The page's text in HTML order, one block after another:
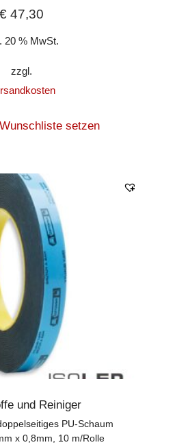
€ 47,30
20 % MwSt.
zzgl.
setzen
und Reiniger
PU-Schaum
x 0,8mm, 10 m/Rolle